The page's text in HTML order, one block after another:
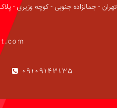
تهران - جمالزاده جنوبی - کوچه وزیری - پلاک
09109143135